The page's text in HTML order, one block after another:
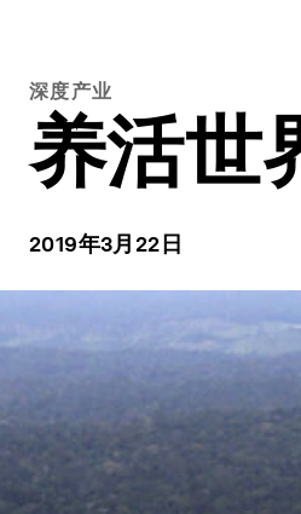
深度产业
养活世
2019年3月22日